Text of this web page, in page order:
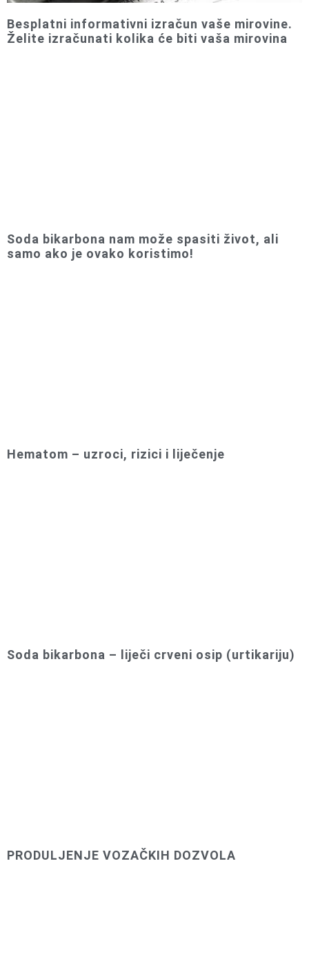
Besplatni informativni izračun vaše mirovine.
Želite izračunati kolika će biti vaša mirovina
Soda bikarbona nam može spasiti život, ali
samo ako je ovako koristimo!
Hematom – uzroci, rizici i liječenje
Soda bikarbona – liječi crveni osip (urtikariju)
PRODULJENJE VOZAČKIH DOZVOLA